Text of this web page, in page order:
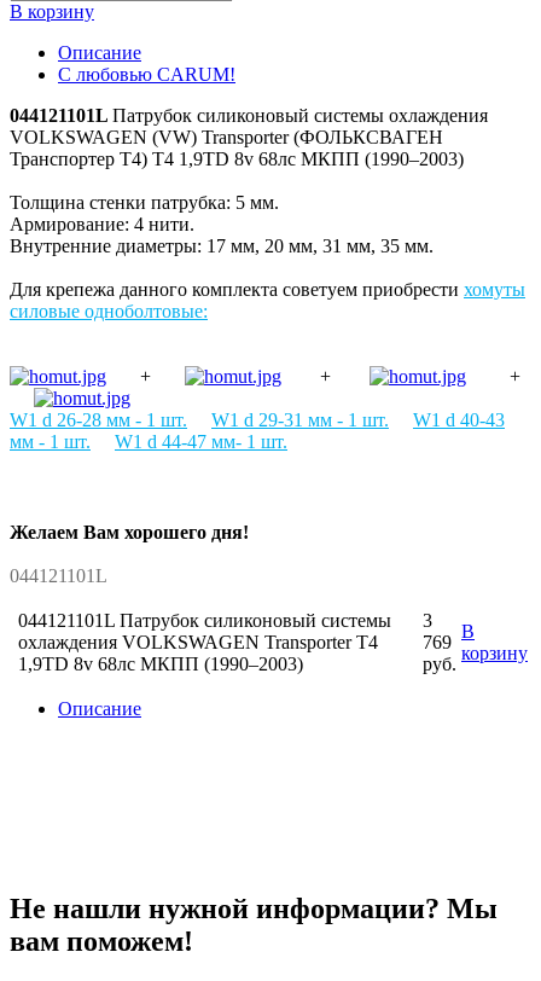
В корзину
Описание
С любовью CARUM!
044121101L Патрубок силиконовый системы охлаждения
VOLKSWAGEN (VW) Transporter (ФОЛЬКСВАГЕН
Транспортер Т4) T4 1,9TD 8v 68лс МКПП (1990–2003)
Толщина стенки патрубка: 5 мм.
Армирование: 4 нити.
Внутренние диаметры: 17 мм, 20 мм, 31 мм, 35 мм.
Для крепежа данного комплекта советуем приобрести хомуты
силовые одноболтовые:
+ + +
W1 d 26-28 мм - 1 шт. W1 d 29-31 мм - 1 шт. W1 d 40-43
мм - 1 шт. W1 d 44-47 мм- 1 шт.
Желаем Вам хорошего дня!
044121101L
044121101L Патрубок силиконовый системы
охлаждения VOLKSWAGEN Transporter T4
1,9TD 8v 68лс МКПП (1990–2003)
3
769
руб.
В
корзину
Описание
Не нашли нужной информации? Мы
вам поможем!